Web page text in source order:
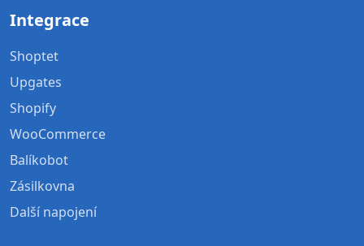
Integrace
Shoptet
Upgates
Shopify
WooCommerce
Balíkobot
Zásilkovna
Další napojení